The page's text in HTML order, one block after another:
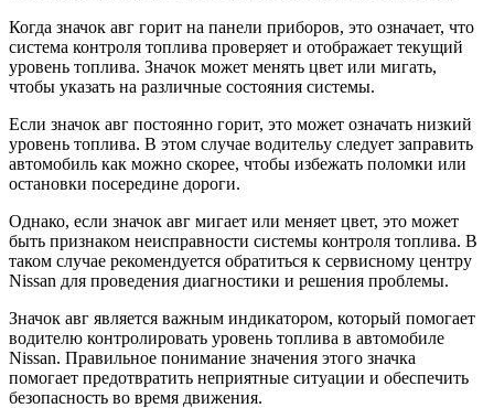
Когда значок авг горит на панели приборов, это означает, что
система контроля топлива проверяет и отображает текущий
уровень топлива. Значок может менять цвет или мигать,
чтобы указать на различные состояния системы.
Если значок авг постоянно горит, это может означать низкий
уровень топлива. В этом случае водительу следует заправить
автомобиль как можно скорее, чтобы избежать поломки или
остановки посередине дороги.
Однако, если значок авг мигает или меняет цвет, это может
быть признаком неисправности системы контроля топлива. В
таком случае рекомендуется обратиться к сервисному центру
Nissan для проведения диагностики и решения проблемы.
Значок авг является важным индикатором, который помогает
водителю контролировать уровень топлива в автомобиле
Nissan. Правильное понимание значения этого значка
помогает предотвратить неприятные ситуации и обеспечить
безопасность во время движения.